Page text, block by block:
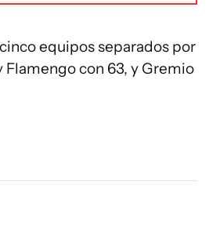
equipos separados por
con 63, y Gremio